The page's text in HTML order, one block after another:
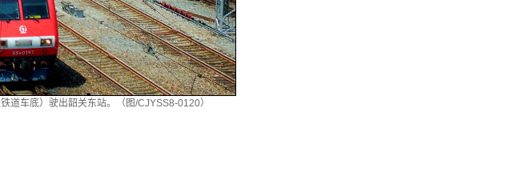
车底）驶出韶关东站。（图/CJYSS8-0120）